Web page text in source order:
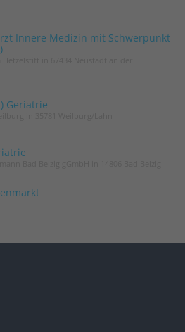
Innere Medizin mit Schwerpunkt
Geriatrie